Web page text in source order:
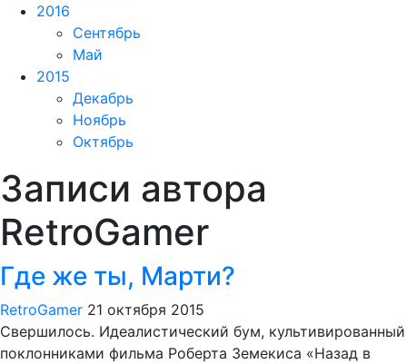
2016
Сентябрь
Май
2015
Декабрь
Ноябрь
Октябрь
Записи автора
RetroGamer
Где же ты, Марти?
RetroGamer 21 октября 2015
Свершилось. Идеалистический бум, культивированный
поклонниками фильма Роберта Земекиса «Назад в